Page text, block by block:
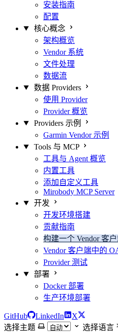
安装指南
配置
核心概念
架构概览
Vendor 系统
文件处理
数据流
数据 Providers
使用 Provider
Provider 概览
Providers 示例
Garmin Vendor 示例
Tools 与 MCP
工具与 Agent 概览
内置工具
添加自定义工具
Mirobody MCP Server
开发
开发环境搭建
贡献指南
构建一个 Vendor 客
Vendor 客户端中的
Provider 测试
部署
Docker 部署
生产环境部署
GitHub LinkedIn
X
选择主题
选择语言